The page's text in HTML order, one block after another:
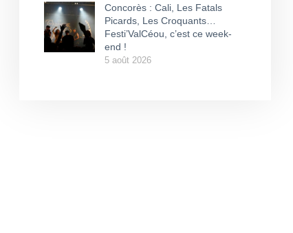
Concorès : Cali, Les Fatals
Picards, Les Croquants…
Festi’ValCéou, c’est ce week-
end !
5 août 2026